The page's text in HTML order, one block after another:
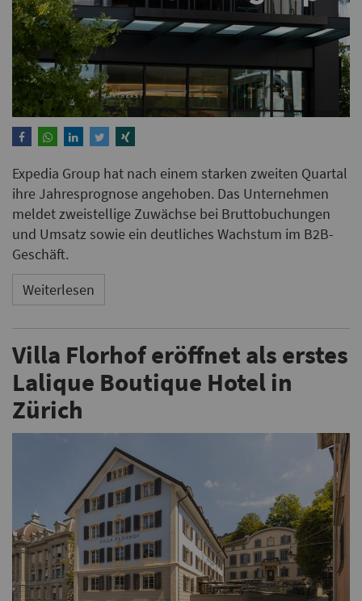
Expedia Group hat nach einem starken zweiten Quartal
ihre Jahresprognose angehoben. Das Unternehmen
meldet zweistellige Zuwächse bei Bruttobuchungen
und Umsatz sowie ein deutliches Wachstum im B2B-
Geschäft.
Weiterlesen
Villa Florhof eröffnet als erstes
Lalique Boutique Hotel in
Zürich